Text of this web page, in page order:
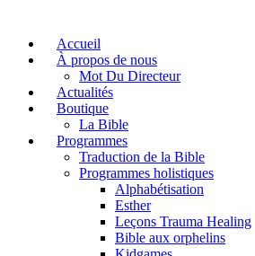
Accueil
À propos de nous
Mot Du Directeur
Actualités
Boutique
La Bible
Programmes
Traduction de la Bible
Programmes holistiques
Alphabétisation
Esther
Leçons Trauma Healing
Bible aux orphelins